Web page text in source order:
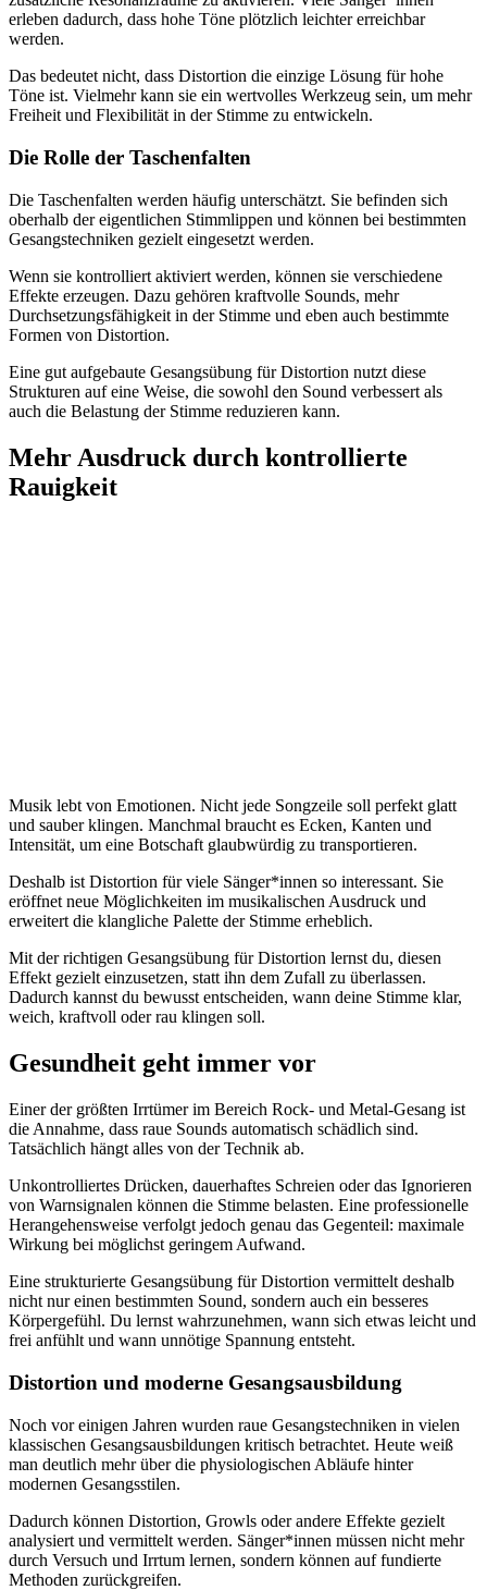
erleben dadurch, dass hohe Töne plötzlich leichter erreichbar
werden.
Das bedeutet nicht, dass Distortion die einzige Lösung für hohe
Töne ist. Vielmehr kann sie ein wertvolles Werkzeug sein, um mehr
Freiheit und Flexibilität in der Stimme zu entwickeln.
Die Rolle der Taschenfalten
Die Taschenfalten werden häufig unterschätzt. Sie befinden sich
oberhalb der eigentlichen Stimmlippen und können bei bestimmten
Gesangstechniken gezielt eingesetzt werden.
Wenn sie kontrolliert aktiviert werden, können sie verschiedene
Effekte erzeugen. Dazu gehören kraftvolle Sounds, mehr
Durchsetzungsfähigkeit in der Stimme und eben auch bestimmte
Formen von Distortion.
Eine gut aufgebaute Gesangsübung für Distortion nutzt diese
Strukturen auf eine Weise, die sowohl den Sound verbessert als
auch die Belastung der Stimme reduzieren kann.
Mehr Ausdruck durch kontrollierte
Rauigkeit
Musik lebt von Emotionen. Nicht jede Songzeile soll perfekt glatt
und sauber klingen. Manchmal braucht es Ecken, Kanten und
Intensität, um eine Botschaft glaubwürdig zu transportieren.
Deshalb ist Distortion für viele Sänger*innen so interessant. Sie
eröffnet neue Möglichkeiten im musikalischen Ausdruck und
erweitert die klangliche Palette der Stimme erheblich.
Mit der richtigen Gesangsübung für Distortion lernst du, diesen
Effekt gezielt einzusetzen, statt ihn dem Zufall zu überlassen.
Dadurch kannst du bewusst entscheiden, wann deine Stimme klar,
weich, kraftvoll oder rau klingen soll.
Gesundheit geht immer vor
Einer der größten Irrtümer im Bereich Rock- und Metal-Gesang ist
die Annahme, dass raue Sounds automatisch schädlich sind.
Tatsächlich hängt alles von der Technik ab.
Unkontrolliertes Drücken, dauerhaftes Schreien oder das Ignorieren
von Warnsignalen können die Stimme belasten. Eine professionelle
Herangehensweise verfolgt jedoch genau das Gegenteil: maximale
Wirkung bei möglichst geringem Aufwand.
Eine strukturierte Gesangsübung für Distortion vermittelt deshalb
nicht nur einen bestimmten Sound, sondern auch ein besseres
Körpergefühl. Du lernst wahrzunehmen, wann sich etwas leicht und
frei anfühlt und wann unnötige Spannung entsteht.
Distortion und moderne Gesangsausbildung
Noch vor einigen Jahren wurden raue Gesangstechniken in vielen
klassischen Gesangsausbildungen kritisch betrachtet. Heute weiß
man deutlich mehr über die physiologischen Abläufe hinter
modernen Gesangsstilen.
Dadurch können Distortion, Growls oder andere Effekte gezielt
analysiert und vermittelt werden. Sänger*innen müssen nicht mehr
durch Versuch und Irrtum lernen, sondern können auf fundierte
Methoden zurückgreifen.